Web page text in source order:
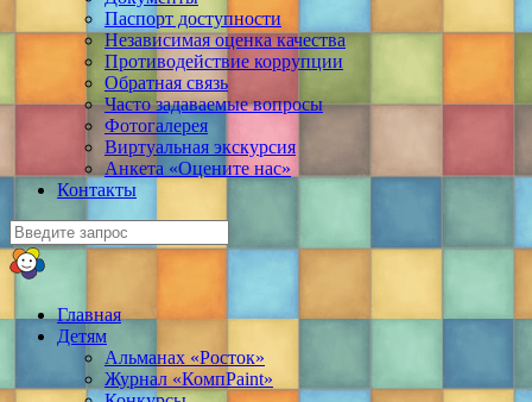
Паспорт доступности
Независимая оценка качества
Противодействие коррупции
Обратная связь
Часто задаваемые вопросы
Фотогалерея
Виртуальная экскурсия
Анкета «Оцените нас»
Контакты
Главная
Детям
Альманах «Росток»
Журнал «КомпPaint»